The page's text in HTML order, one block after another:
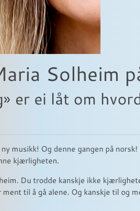
Solheim
er ei låt om
musikk! Og denne gangen på
kjærligheten.
Du trodde kanskje ikke
til å gå alene. Og kanskje til og